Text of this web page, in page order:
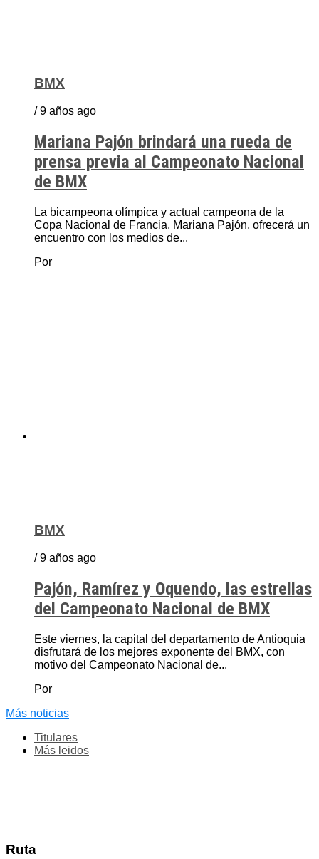
BMX
/ 9 años ago
Mariana Pajón brindará una rueda de
prensa previa al Campeonato Nacional
de BMX
La bicampeona olímpica y actual campeona de la
Copa Nacional de Francia, Mariana Pajón, ofrecerá un
encuentro con los medios de...
Por
BMX
/ 9 años ago
Pajón, Ramírez y Oquendo, las estrellas
del Campeonato Nacional de BMX
Este viernes, la capital del departamento de Antioquia
disfrutará de los mejores exponente del BMX, con
motivo del Campeonato Nacional de...
Por
Más noticias
Titulares
Más leidos
Ruta